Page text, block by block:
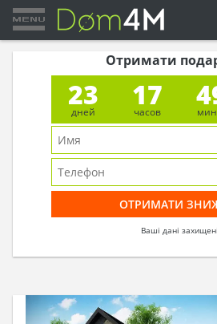
Отримати
23
дней
17
часов
Ваші дані захищені